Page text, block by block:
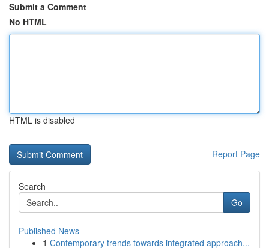
Submit a Comment
No HTML
HTML is disabled
Report Page
Search
Go
Published News
1 Contemporary trends towards integrated approach...